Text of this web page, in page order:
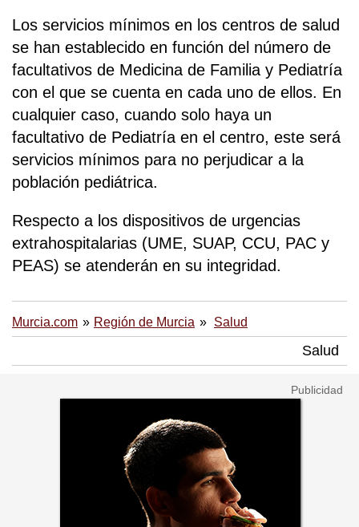
Los servicios mínimos en los centros de salud
se han establecido en función del número de
facultativos de Medicina de Familia y Pediatría
con el que se cuenta en cada uno de ellos. En
cualquier caso, cuando solo haya un
facultativo de Pediatría en el centro, este será
servicios mínimos para no perjudicar a la
población pediátrica.
Respecto a los dispositivos de urgencias
extrahospitalarias (UME, SUAP, CCU, PAC y
PEAS) se atenderán en su integridad.
Murcia.com Región de Murcia Salud
Salud